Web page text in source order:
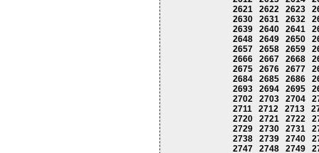
2621
2622 2623
2630
2631 2632
2639
2640 2641
2648
2649 2650
2657
2658 2659
2666
2667 2668
2675
2676 2677
2684
2685 2686
2693
2694 2695
2702
2703 2704
2711
2712 2713
2720
2721 2722
2729
2730 2731
2738
2739 2740
2747
2748 2749